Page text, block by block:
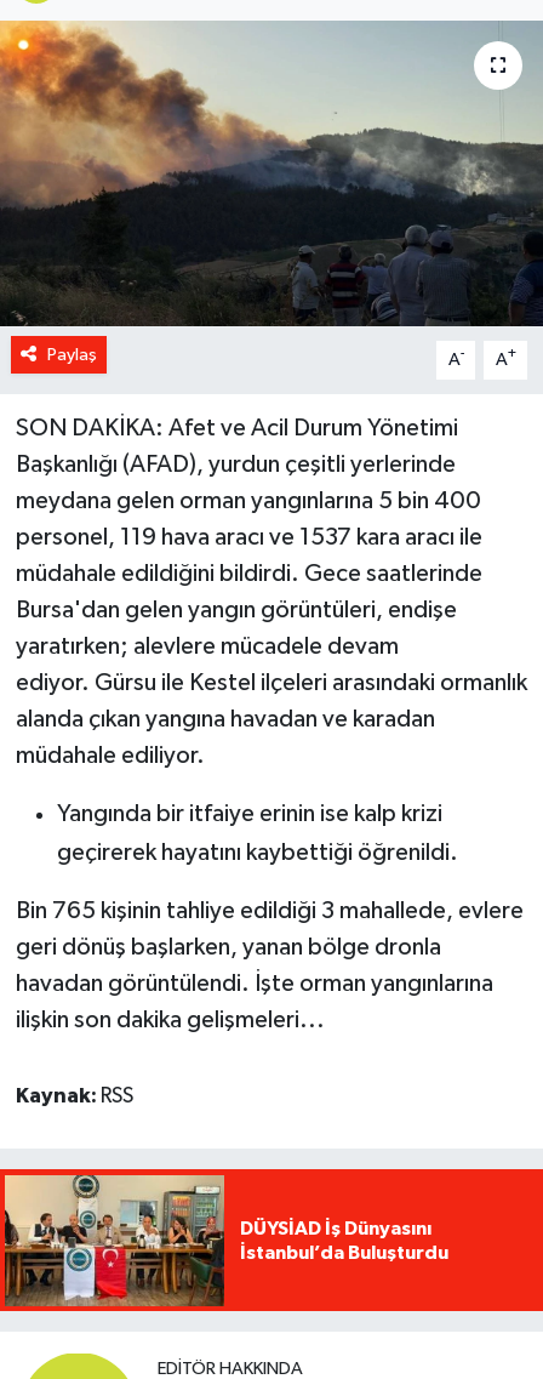
Paylaş A- A+
SON DAKİKA: Afet ve Acil Durum Yönetimi
Başkanlığı (AFAD), yurdun çeşitli yerlerinde
meydana gelen orman yangınlarına 5 bin 400
personel, 119 hava aracı ve 1537 kara aracı ile
müdahale edildiğini bildirdi. Gece saatlerinde
Bursa'dan gelen yangın görüntüleri, endişe
yaratırken; alevlere mücadele devam
ediyor. Gürsu ile Kestel ilçeleri arasındaki ormanlık
alanda çıkan yangına havadan ve karadan
müdahale ediliyor.
Yangında bir itfaiye erinin ise kalp krizi
geçirerek hayatını kaybettiği öğrenildi.
Bin 765 kişinin tahliye edildiği 3 mahallede, evlere
geri dönüş başlarken, yanan bölge dronla
havadan görüntülendi. İşte orman yangınlarına
ilişkin son dakika gelişmeleri...
Kaynak: RSS
DÜYSİAD İş Dünyasını
İstanbul’da Buluşturdu
EDITÖR HAKKINDA